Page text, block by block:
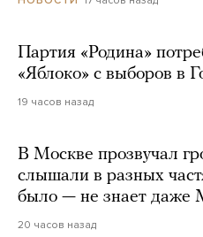
Партия «Родина»
«Яблоко» с выборов в
19 часов назад
В Москве прозвучал
слышали в разных
было — не знает
20 часов назад